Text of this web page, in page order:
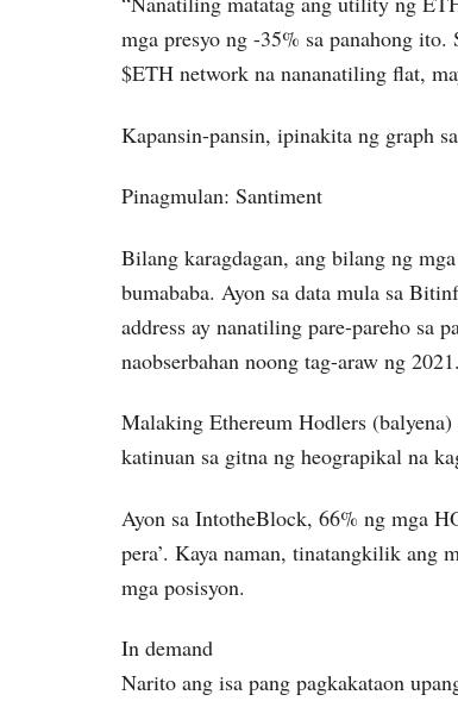
mga presyo ng -35% sa panahong ito.
$ETH network na nananatiling flat,
Kapansin-pansin, ipinakita ng graph
Pinagmulan: Santiment
Bilang karagdagan, ang bilang ng
bumababa. Ayon sa data mula sa
address ay nanatiling pare-pareho sa
naobserbahan noong tag-araw ng 2021.
Malaking Ethereum Hodlers
katinuan sa gitna ng heograpikal na
Ayon sa IntotheBlock, 66% ng mga
pera’. Kaya naman, tinatangkilik ang
mga posisyon.
In demand
Narito ang isa pang pagkakataon